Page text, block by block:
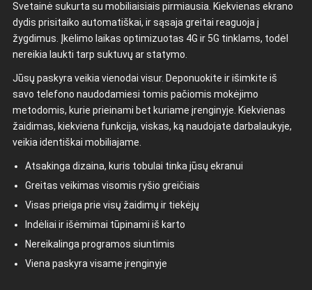
Svetainė sukurta su mobiliaisiais pirmiausia. Kiekvienas ekrano
dydis prisitaiko automatiškai, ir sąsaja greitai reaguoja į
žygdimus. Įkėlimo laikas optimizuotas 4G ir 5G tinklams, todėl
nereikia laukti tarp suktuvų ar statymo.
Jūsų paskyra veikia vienodai visur. Deponuokite ir išimkite iš
savo telefono naudodamiesi tomis pačiomis mokėjimo
metodomis, kurie prieinami bet kuriame įrenginyje. Kiekvienas
žaidimas, kiekviena funkcija, viskas, ką naudojate darbalaukyje,
veikia identiškai mobiliajame.
Atsakinga dizaina, kuris tobulai tinka jūsų ekranui
Greitas veikimas visomis ryšio greičiais
Visas prieiga prie visų žaidimų ir tiekėjų
Indėliai ir išėmimai tūpinami iš karto
Nereikalinga programos siuntimis
Viena paskyra visame įrenginyje